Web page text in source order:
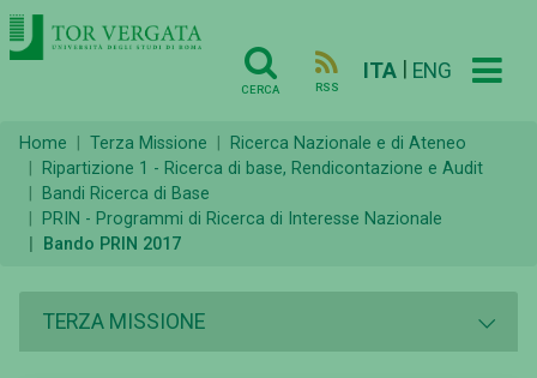
CERCA RSS
ITA ENG
Home Terza Missione
Ricerca Nazionale e di Ateneo
Ripartizione 1 - Ricerca di base, Rendicontazione e Audit
Bandi Ricerca di Base
PRIN - Programmi di Ricerca di Interesse Nazionale
Bando PRIN 2017
TERZA MISSIONE